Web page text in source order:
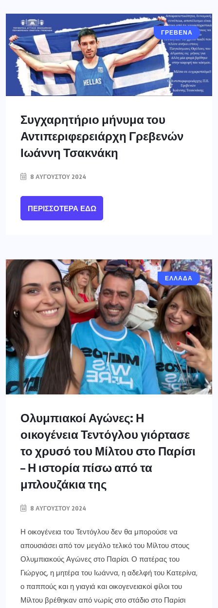
ΓΡΕΒΕΝΑ
Συγχαρητήριο μήνυμα του
Αντιπεριφερειάρχη Γρεβενών
Ιωάννη Τσακνάκη
8 ΑΥΓΟΎΣΤΟΥ 2024
ΠΕΡΙΣΣΌΤΕΡΑ ΕΔΏ
ΕΛΛΑΔΑ
Ολυμπιακοί Αγώνες: Η
οικογένεια Τεντόγλου γιόρτασε
το χρυσό του Μίλτου στο Παρίσι
– Η ιστορία πίσω από τα
μπλουζάκια της
8 ΑΥΓΟΎΣΤΟΥ 2024
Η οικογένεια του Τεντόγλου δεν θα μπορούσε να
απουσιάσει από τον μεγάλο τελικό του Μίλτου στους
Ολυμπιακούς Αγώνες στο Παρίσι. Ο πατέρας του
Γιώργος, η μητέρα του Ιωάννα, η αδελφή του Κατερίνα,
ο παππούς και η γιαγιά και οικογενειακοί φίλοι του
Μίλτου βρέθηκαν από νωρίς στο στάδιο στο Παρίσι